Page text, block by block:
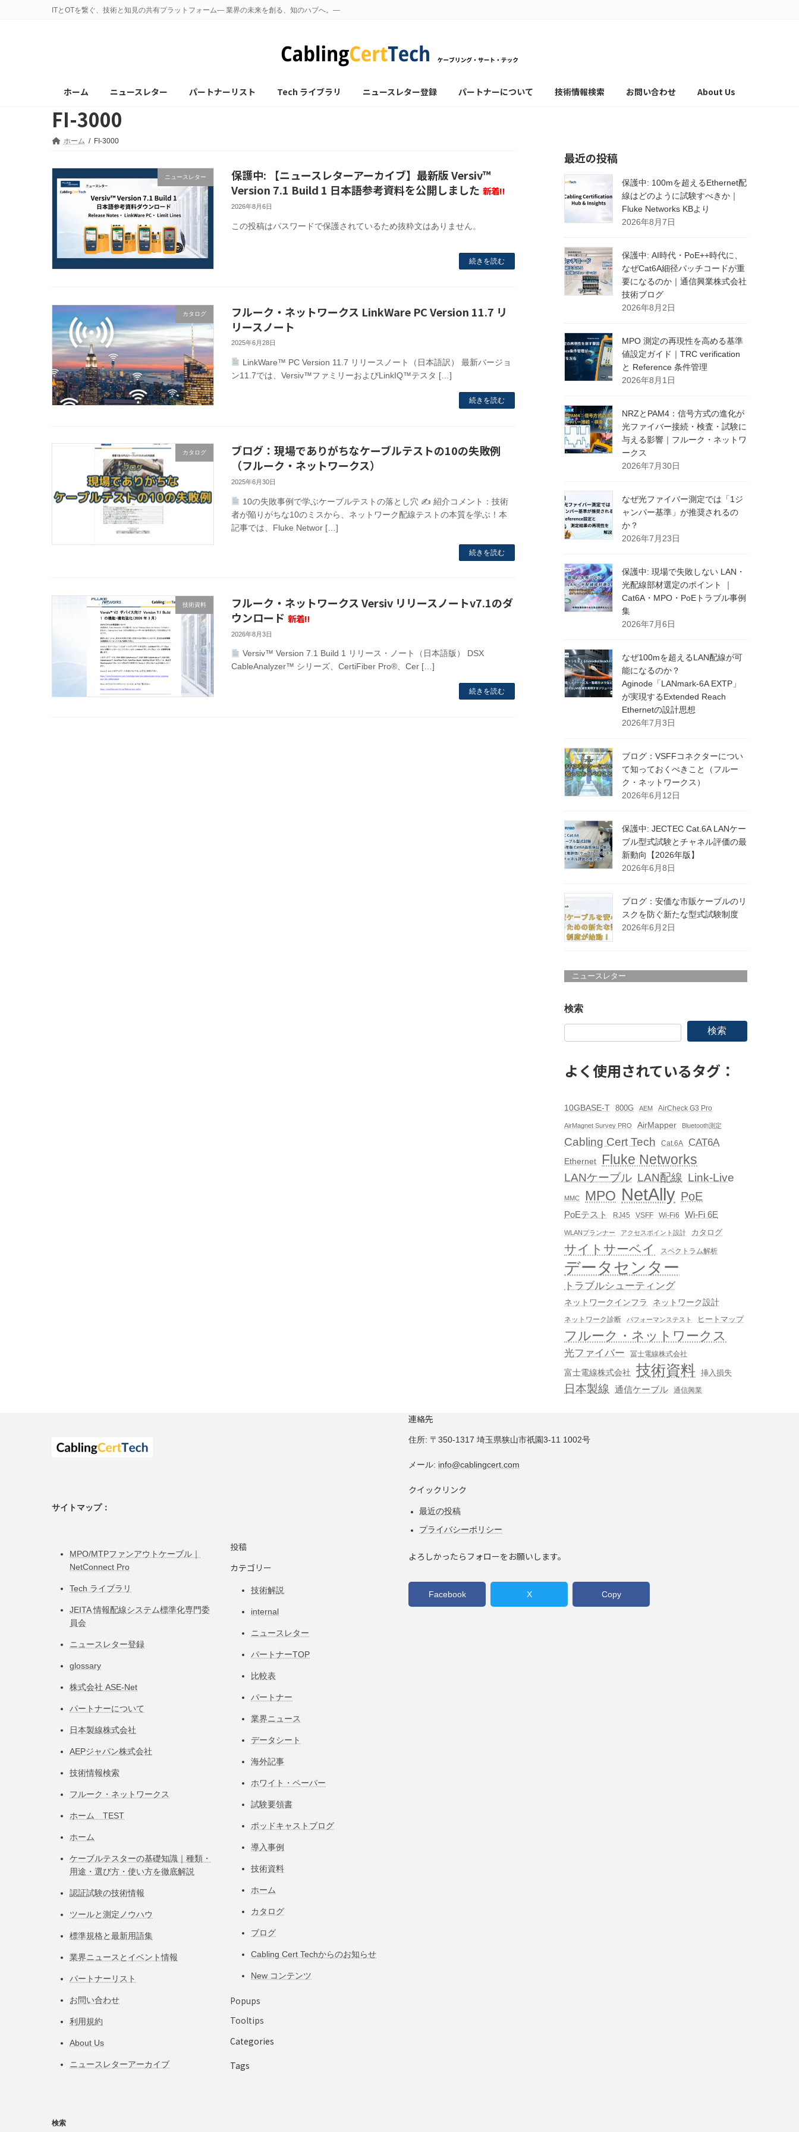
ITとOTを繋ぐ、技術と知見の共有プラットフォーム— 業界の未来を創る、知のハブへ。—
ホーム ニュースレター パートナーリスト Tech ライブラリ ニュースレター登録 パートナーについて 技術情報検索 お問い合わせ About Us
FI-3000
ホーム FI-3000
ニュースレター
保護中: 【ニュースレターアーカイブ】最新版 Versiv™
Version 7.1 Build 1 日本語参考資料を公開しました 新着!!
2026年8月6日
この投稿はパスワードで保護されているため抜粋文はありません。
続きを読む
カタログ
フルーク・ネットワークス LinkWare PC Version 11.7 リ
リースノート
2025年6月28日
LinkWare™ PC Version 11.7 リリースノート（日本語訳） 最新バージョ
ン11.7では、Versiv™ファミリーおよびLinkIQ™テスタ […]
続きを読む
カタログ
ブログ：現場でありがちなケーブルテストの10の失敗例
（フルーク・ネットワークス）
2025年6月30日
10の失敗事例で学ぶケーブルテストの落とし穴 ✍ 紹介コメント：技術
者が陥りがちな10のミスから、ネットワーク配線テストの本質を学ぶ！本
記事では、Fluke Networ […]
続きを読む
技術資料
フルーク・ネットワークス Versiv リリースノートv7.1のダ
ウンロード 新着!!
2026年8月3日
Versiv™ Version 7.1 Build 1 リリース・ノート（日本語版） DSX
CableAnalyzer™ シリーズ、CertiFiber Pro®、Cer […]
続きを読む
最近の投稿
保護中: 100mを超えるEthernet配
線はどのように試験すべきか｜
Fluke Networks KBより
2026年8月7日
保護中: AI時代・PoE++時代に、
なぜCat6A細径パッチコードが重
要になるのか｜通信興業株式会社
技術ブログ
2026年8月2日
MPO 測定の再現性を高める基準
値設定ガイド｜TRC verification
と Reference 条件管理
2026年8月1日
NRZとPAM4：信号方式の進化が
光ファイバー接続・検査・試験に
与える影響｜フルーク・ネットワ
ークス
2026年7月30日
なぜ光ファイバー測定では「1ジ
ャンパー基準」が推奨されるの
か？
2026年7月23日
保護中: 現場で失敗しない LAN・
光配線部材選定のポイント ｜
Cat6A・MPO・PoEトラブル事例
集
2026年7月6日
なぜ100mを超えるLAN配線が可
能になるのか？
Aginode「LANmark-6A EXTP」
が実現するExtended Reach
Ethernetの設計思想
2026年7月3日
ブログ：VSFFコネクターについ
て知っておくべきこと（フルー
ク・ネットワークス）
2026年6月12日
保護中: JECTEC Cat.6A LANケー
ブル型式試験とチャネル評価の最
新動向【2026年版】
2026年6月8日
ブログ：安価な市販ケーブルのリ
スクを防ぐ新たな型式試験制度
2026年6月2日
ニュースレター
検索
検索
よく使用されているタグ：
10GBASE-T 800G AEM AirCheck G3 Pro
AirMagnet Survey PRO AirMapper Bluetooth測定
Cabling Cert Tech Cat.6A CAT6A
Ethernet Fluke Networks
LANケーブル LAN配線 Link-Live
MMC MPO NetAlly PoE
PoEテスト RJ45 VSFF Wi-Fi6 Wi-Fi 6E
WLANプランナー アクセスポイント設計 カタログ
サイトサーベイ スペクトラム解析
データセンター
トラブルシューティング
ネットワークインフラ ネットワーク設計
ネットワーク診断 パフォーマンステスト ヒートマップ
フルーク・ネットワークス
光ファイバー 冨士電線株式会社
富士電線株式会社 技術資料 挿入損失
日本製線 通信ケーブル 通信興業
サイトマップ：
MPO/MTPファンアウトケーブル｜
NetConnect Pro
Tech ライブラリ
JEITA 情報配線システム標準化専⾨委
員会
ニュースレター登録
glossary
株式会社 ASE-Net
パートナーについて
日本製線株式会社
AEPジャパン株式会社
技術情報検索
フルーク・ネットワークス
ホーム TEST
ホーム
ケーブルテスターの基礎知識｜種類・
用途・選び方・使い方を徹底解説
認証試験の技術情報
ツールと測定ノウハウ
標準規格と最新用語集
業界ニュースとイベント情報
パートナーリスト
お問い合わせ
利用規約
About Us
ニュースレターアーカイブ
投稿
カテゴリー
技術解説
internal
ニュースレター
パートナーTOP
比較表
パートナー
業界ニュース
データシート
海外記事
ホワイト・ペーパー
試験要領書
ポッドキャストブログ
導入事例
技術資料
ホーム
カタログ
ブログ
Cabling Cert Techからのお知らせ
New コンテンツ
Popups
Tooltips
Categories
Tags
検索
連絡先
住所: 〒350-1317 埼玉県狭山市祇園3-11 1002号
メール: info@cablingcert.com
クイックリンク
最近の投稿
プライバシーポリシー
よろしかったらフォローをお願いします。
Facebook X Copy